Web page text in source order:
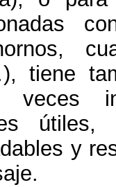
,
),tiene
veces
útiles
y
.